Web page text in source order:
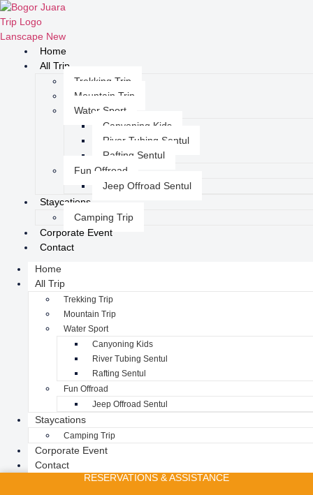
Home
All Trip
Trekking Trip
Mountain Trip
Water Sport
Canyoning Kids
River Tubing Sentul
Rafting Sentul
Fun Offroad
Jeep Offroad Sentul
Staycations
Camping Trip
Corporate Event
Contact
Home
All Trip
Trekking Trip
Mountain Trip
Water Sport
Canyoning Kids
River Tubing Sentul
Rafting Sentul
Fun Offroad
Jeep Offroad Sentul
Staycations
Camping Trip
Corporate Event
Contact
RESERVATIONS & ASSISTANCE